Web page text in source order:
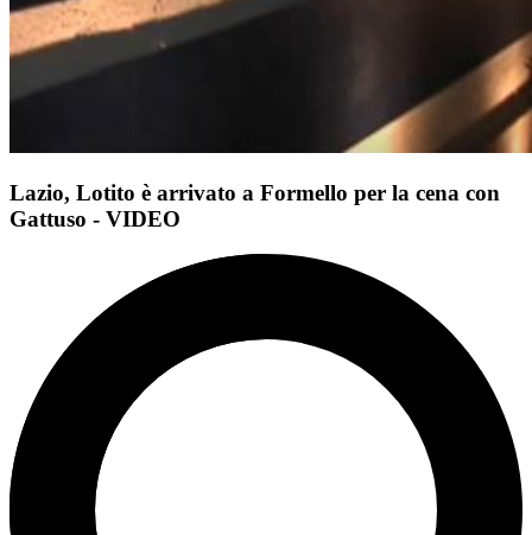
Lazio, Lotito è arrivato a Formello per la cena con
Gattuso - VIDEO